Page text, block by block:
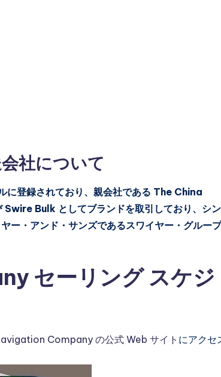
社について
登録されており、親会社である The China
Bulk としてブランドを取引しており、シ
ー・アンド・サンズであるスワイヤー・グルー
セーリング スケジ
Company の公式 Web サイト にアクセ